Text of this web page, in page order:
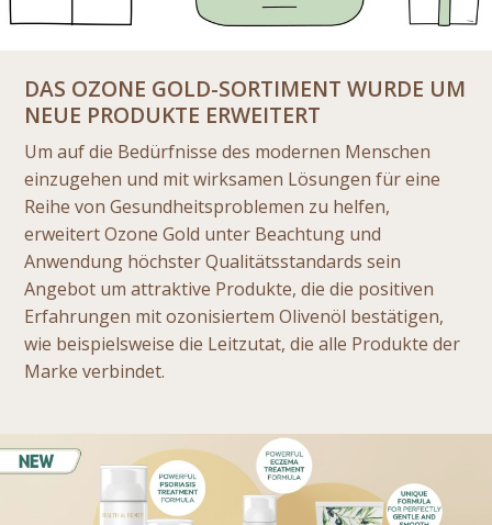
DAS OZONE GOLD-SORTIMENT WURDE UM
NEUE PRODUKTE ERWEITERT
Um auf die Bedürfnisse des modernen Menschen
einzugehen und mit wirksamen Lösungen für eine
Reihe von Gesundheitsproblemen zu helfen,
erweitert Ozone Gold unter Beachtung und
Anwendung höchster Qualitätsstandards sein
Angebot um attraktive Produkte, die die positiven
Erfahrungen mit ozonisiertem Olivenöl bestätigen,
wie beispielsweise die Leitzutat, die alle Produkte der
Marke verbindet.